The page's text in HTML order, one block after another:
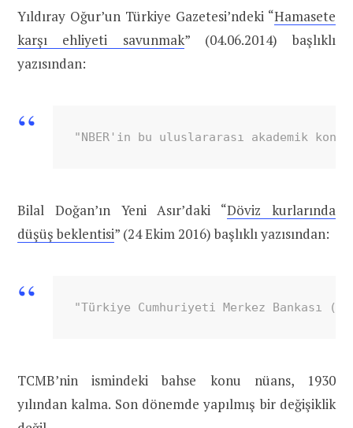
Yıldıray Oğur’un Türkiye Gazetesi’ndeki “Hamasete
karşı ehliyeti savunmak” (04.06.2014) başlıklı
yazısından:
"NBER'in bu uluslararası akademik
Bilal Doğan’ın Yeni Asır’daki “Döviz kurlarında
düşüş beklentisi” (24 Ekim 2016) başlıklı yazısından:
"Türkiye Cumhuriyeti Merkez Bankası
TCMB’nin ismindeki bahse konu nüans, 1930
yılından kalma. Son dönemde yapılmış bir değişiklik